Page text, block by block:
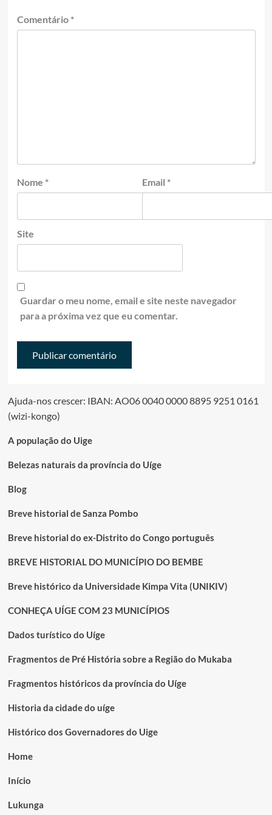
Comentário *
Nome * Email *
Site
Guardar o meu nome, email e site neste navegador
para a próxima vez que eu comentar.
Ajuda-nos crescer: IBAN: AO06 0040 0000 8895 9251 0161
(wizi-kongo)
A população do Uige
Belezas naturais da província do Uíge
Blog
Breve historial de Sanza Pombo
Breve historial do ex-Distrito do Congo português
BREVE HISTORIAL DO MUNICÍPIO DO BEMBE
Breve histórico da Universidade Kimpa Vita (UNIKIV)
CONHEÇA UÍGE COM 23 MUNICÍPIOS
Dados turístico do Uíge
Fragmentos de Pré História sobre a Região do Mukaba
Fragmentos históricos da província do Uíge
Historia da cidade do uíge
Histórico dos Governadores do Uige
Home
Início
Lukunga